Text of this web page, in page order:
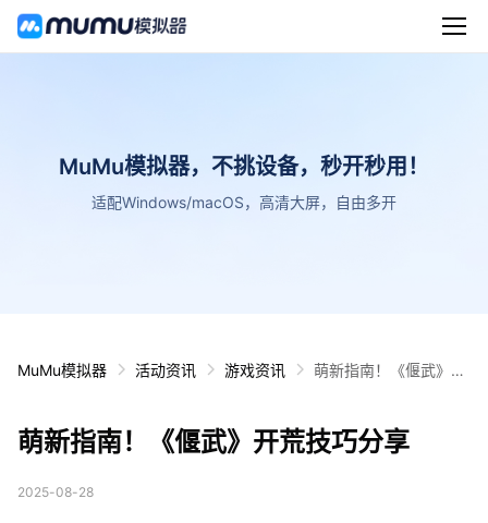
MuMu模拟器，不挑设备，秒开秒用！
适配Windows/macOS，高清大屏，自由多开
MuMu模拟器 活动资讯 游戏资讯
萌新指南！《偃武》开
萌新指南！《偃武》开荒技巧分享
2025-08-28